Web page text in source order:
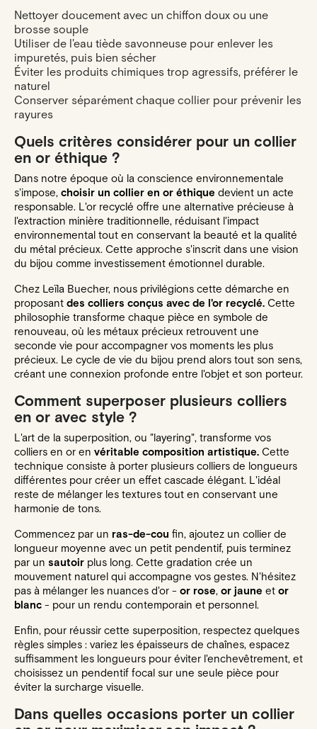
Nettoyer doucement avec un chiffon doux ou une
brosse souple
Utiliser de l'eau tiède savonneuse pour enlever les
impuretés, puis bien sécher
Éviter les produits chimiques trop agressifs, préférer le
naturel
Conserver séparément chaque collier pour prévenir les
rayures
Quels critères considérer pour un collier
en or éthique ?
Dans notre époque où la conscience environnementale
s'impose, choisir un collier en or éthique devient un acte
responsable. L'or recyclé offre une alternative précieuse à
l'extraction minière traditionnelle, réduisant l'impact
environnemental tout en conservant la beauté et la qualité
du métal précieux. Cette approche s'inscrit dans une vision
du bijou comme investissement émotionnel durable.
Chez Leïla Buecher, nous privilégions cette démarche en
proposant des colliers conçus avec de l'or recyclé. Cette
philosophie transforme chaque pièce en symbole de
renouveau, où les métaux précieux retrouvent une
seconde vie pour accompagner vos moments les plus
précieux. Le cycle de vie du bijou prend alors tout son sens,
créant une connexion profonde entre l'objet et son porteur.
Comment superposer plusieurs colliers
en or avec style ?
L'art de la superposition, ou "layering", transforme vos
colliers en or en véritable composition artistique. Cette
technique consiste à porter plusieurs colliers de longueurs
différentes pour créer un effet cascade élégant. L'idéal
reste de mélanger les textures tout en conservant une
harmonie de tons.
Commencez par un ras-de-cou fin, ajoutez un collier de
longueur moyenne avec un petit pendentif, puis terminez
par un sautoir plus long. Cette gradation crée un
mouvement naturel qui accompagne vos gestes. N'hésitez
pas à mélanger les nuances d'or - or rose, or jaune et or
blanc - pour un rendu contemporain et personnel.
Enfin, pour réussir cette superposition, respectez quelques
règles simples : variez les épaisseurs de chaînes, espacez
suffisamment les longueurs pour éviter l'enchevêtrement, et
choisissez un pendentif focal sur une seule pièce pour
éviter la surcharge visuelle.
Dans quelles occasions porter un collier